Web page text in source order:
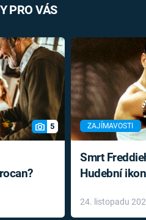
PRO VÁS
5 ZAJÍMAVOSTI
Smrt
Hudební
léky
24. listopadu